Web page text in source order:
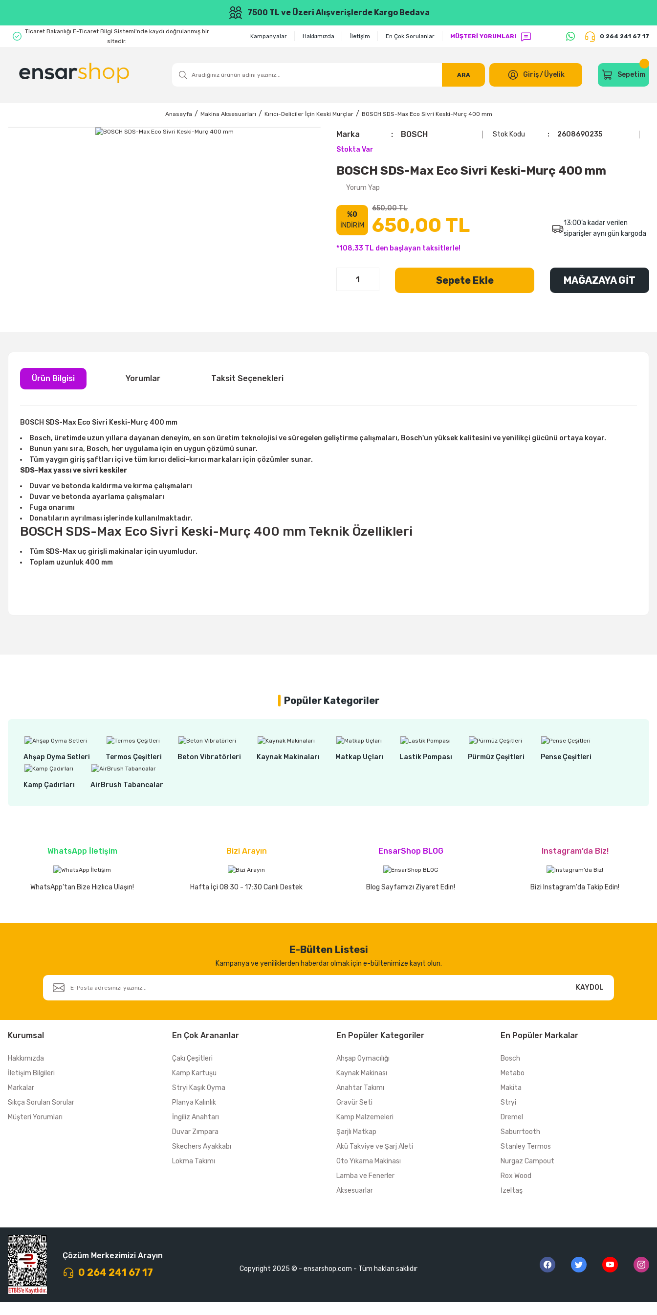
7500 TL ve Üzeri Alışverişlerde Kargo Bedava
Ticaret Bakanlığı E-Ticaret Bilgi Sistemi'nde kaydı doğrulanmış bir
sitedir.
Kampanyalar Hakkımızda İletişim En Çok Sorulanlar MÜŞTERİ YORUMLARI 0 264 241 67 17
ARA Giriş/Üyelik Sepetim
Anasayfa Makina Aksesuarları Kırıcı-Deliciler İçin Keski Murçlar BOSCH SDS-Max Eco Sivri Keski-Murç 400 mm
Marka BOSCH Stok Kodu
2608690235
Stokta Var
BOSCH SDS-Max Eco Sivri Keski-Murç 400 mm
Yorum Yap
%0
İNDİRİM
650,00 TL
650,00 TL
*108,33 TL den başlayan taksitlerle!
13:00’a kadar verilen
siparişler aynı gün kargoda
Sepete Ekle MAĞAZAYA GİT
Ürün Bilgisi Yorumlar Taksit Seçenekleri
BOSCH SDS-Max Eco Sivri Keski-Murç 400 mm
Bosch, üretimde uzun yıllara dayanan deneyim, en son üretim teknolojisi ve süregelen geliştirme çalışmaları, Bosch'un yüksek kalitesini ve yenilikçi gücünü ortaya koyar.
Bunun yanı sıra, Bosch, her uygulama için en uygun çözümü sunar.
Tüm yaygın giriş şaftları içi ve tüm kırıcı delici-kırıcı markaları için çözümler sunar.
SDS-Max yassı ve sivri keskiler
Duvar ve betonda kaldırma ve kırma çalışmaları
Duvar ve betonda ayarlama çalışmaları
Fuga onarımı
Donatıların ayrılması işlerinde kullanılmaktadır.
BOSCH SDS-Max Eco Sivri Keski-Murç 400 mm Teknik Özellikleri
Tüm SDS-Max uç girişli makinalar için uyumludur.
Toplam uzunluk 400 mm
Popüler Kategoriler
Ahşap Oyma Setleri Termos Çeşitleri Beton Vibratörleri Kaynak Makinaları Matkap Uçları Lastik Pompası Pürmüz Çeşitleri Pense Çeşitleri
Kamp Çadırları AirBrush Tabancalar
WhatsApp İletişim
WhatsApp'tan Bize Hızlıca Ulaşın!
Bizi Arayın
Hafta İçi 08:30 - 17:30 Canlı Destek
EnsarShop BLOG
Blog Sayfamızı Ziyaret Edin!
Instagram’da Biz!
Bizi Instagram'da Takip Edin!
E-Bülten Listesi
Kampanya ve yeniliklerden haberdar olmak için e-bültenimize kayıt olun.
KAYDOL
Kurumsal
Hakkımızda
İletişim Bilgileri
Markalar
Sıkça Sorulan Sorular
Müşteri Yorumları
En Çok Arananlar
Çakı Çeşitleri
Kamp Kartuşu
Stryi Kaşık Oyma
Planya Kalınlık
İngiliz Anahtarı
Duvar Zımpara
Skechers Ayakkabı
Lokma Takımı
En Popüler Kategoriler
Ahşap Oymacılığı
Kaynak Makinası
Anahtar Takımı
Gravür Seti
Kamp Malzemeleri
Şarjlı Matkap
Akü Takviye ve Şarj Aleti
Oto Yıkama Makinası
Lamba ve Fenerler
Aksesuarlar
En Popüler Markalar
Bosch
Metabo
Makita
Stryi
Dremel
Saburrtooth
Stanley Termos
Nurgaz Campout
Rox Wood
İzeltaş
Çözüm Merkezimizi Arayın
0 264 241 67 17 Copyright 2025 © - ensarshop.com - Tüm hakları saklıdır